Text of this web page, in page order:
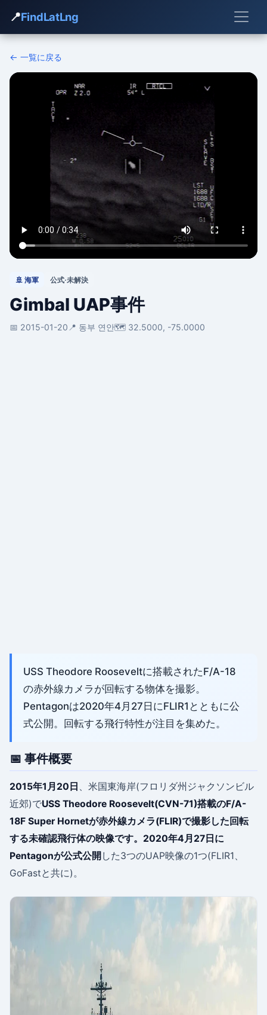
📍FindLatLng
← 一覧に戻る
🚢 海軍 公式·未解決
Gimbal UAP事件
📅 2015-01-20📍 동부 연안🗺️ 32.5000, -75.0000
USS Theodore Rooseveltに搭載されたF/A-18
の赤外線カメラが回転する物体を撮影。
Pentagonは2020年4月27日にFLIR1とともに公
式公開。回転する飛行特性が注目を集めた。
📅 事件概要
2015年1月20日
、米国東海岸(フロリダ州ジャクソンビル
近郊)でUSS Theodore Roosevelt(CVN-71)搭載のF/A-
18F Super Hornetが赤外線カメラ(FLIR)で撮影した回転
する未確認飛行体の映像です。 2020年4月27日に
Pentagonが公式公開 した3つのUAP映像の1つ(FLIR1、
GoFastと共に)。